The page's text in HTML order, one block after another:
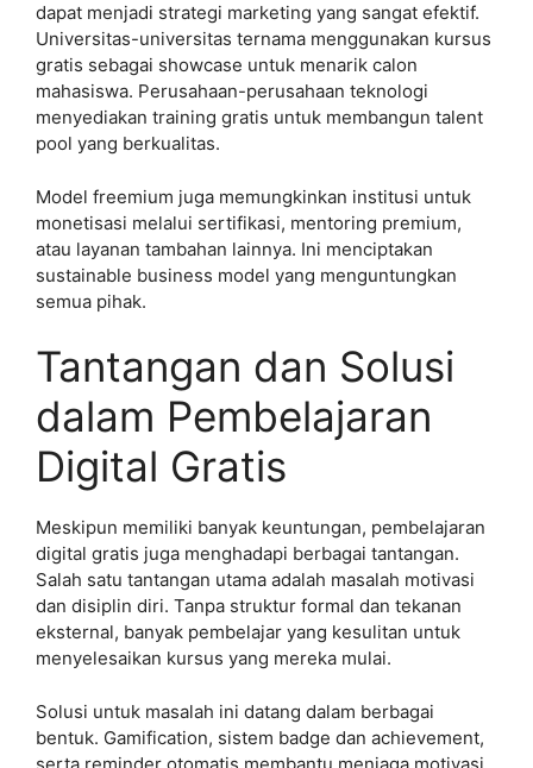
dapat menjadi strategi marketing yang sangat efektif.
Universitas-universitas ternama menggunakan kursus
gratis sebagai showcase untuk menarik calon
mahasiswa. Perusahaan-perusahaan teknologi
menyediakan training gratis untuk membangun talent
pool yang berkualitas.
Model freemium juga memungkinkan institusi untuk
monetisasi melalui sertifikasi, mentoring premium,
atau layanan tambahan lainnya. Ini menciptakan
sustainable business model yang menguntungkan
semua pihak.
Tantangan dan Solusi
dalam Pembelajaran
Digital Gratis
Meskipun memiliki banyak keuntungan, pembelajaran
digital gratis juga menghadapi berbagai tantangan.
Salah satu tantangan utama adalah masalah motivasi
dan disiplin diri. Tanpa struktur formal dan tekanan
eksternal, banyak pembelajar yang kesulitan untuk
menyelesaikan kursus yang mereka mulai.
Solusi untuk masalah ini datang dalam berbagai
bentuk. Gamification, sistem badge dan achievement,
serta reminder otomatis membantu menjaga motivasi